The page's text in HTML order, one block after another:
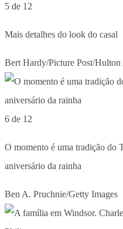
5 de 12
Mais detalhes do look do casal
Bert Hardy/Picture Post/
6 de 12
O momento é uma tradição do
aniversário da rainha
Ben A. Pruchnie/Getty Images